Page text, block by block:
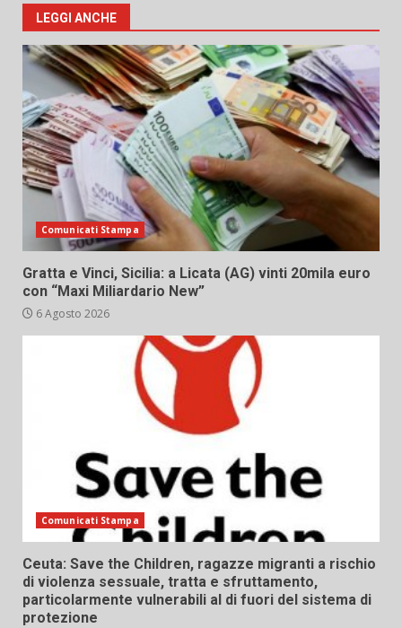
LEGGI ANCHE
Comunicati Stampa
Gratta e Vinci, Sicilia: a Licata (AG) vinti 20mila euro
con “Maxi Miliardario New”
6 Agosto 2026
Comunicati Stampa
Ceuta: Save the Children, ragazze migranti a rischio
di violenza sessuale, tratta e sfruttamento,
particolarmente vulnerabili al di fuori del sistema di
protezione